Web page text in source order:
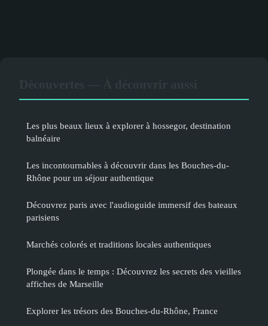
Les plus beaux lieux à explorer à hossegor, destination
balnéaire
Les incontournables à découvrir dans les Bouches-du-
Rhône pour un séjour authentique
Découvrez paris avec l'audioguide immersif des bateaux
parisiens
Marchés colorés et traditions locales authentiques
Plongée dans le temps : Découvrez les secrets des vieilles
affiches de Marseille
Explorer les trésors des Bouches-du-Rhône, France